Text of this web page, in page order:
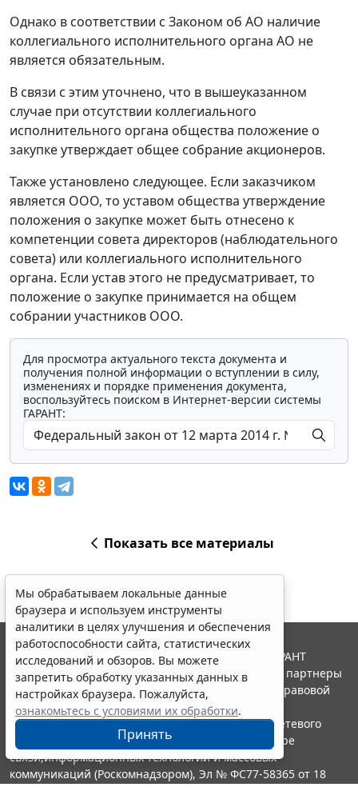
Однако в соответствии с Законом об АО наличие
коллегиального исполнительного органа АО не
является обязательным.
В связи с этим уточнено, что в вышеуказанном
случае при отсутствии коллегиального
исполнительного органа общества положение о
закупке утверждает общее собрание акционеров.
Также установлено следующее. Если заказчиком
является ООО, то уставом общества утверждение
положения о закупке может быть отнесено к
компетенции совета директоров (наблюдательного
совета) или коллегиального исполнительного
органа. Если устав этого не предусматривает, то
положение о закупке принимается на общем
собрании участников ООО.
Для просмотра актуального текста документа и
получения полной информации о вступлении в силу,
изменениях и порядке применения документа,
воспользуйтесь поиском в Интернет-версии системы
ГАРАНТ:
Показать все материалы
Мы обрабатываем локальные данные
браузера и используем инструменты
аналитики в целях улучшения и обеспечения
работоспособности сайта, статистических
исследований и обзоров. Вы можете
запретить обработку указанных данных в
настройках браузера. Пожалуйста,
ознакомьтесь с условиями их обработки.
Принять
© ООО "НПП "ГАРАНТ-СЕРВИС", 2026. Система ГАРАНТ
выпускается с 1990 года. Компания "Гарант" и ее партнеры
являются участниками Российской ассоциации правовой
информации ГАРАНТ.
Портал ГАРАНТ.РУ зарегистрирован в качестве сетевого
издания Федеральной службой по надзору в сфере
связи,информационных технологий и массовых
коммуникаций (Роскомнадзором), Эл № ФС77-58365 от 18